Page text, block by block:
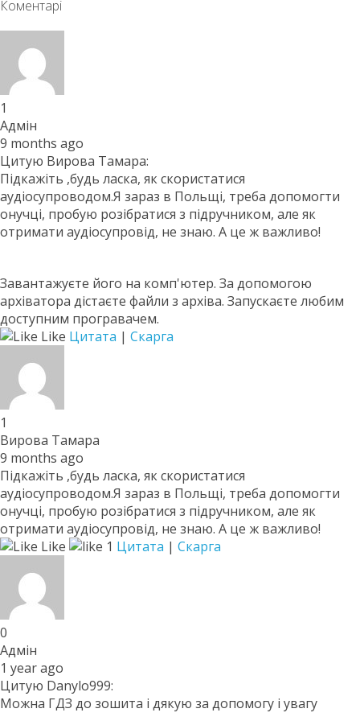
Коментарі
1
Адмін
9 months ago
Цитую Вирова Тамара:
Підкажіть ,будь ласка, як скористатися
аудіосупроводом.Я зараз в Польщі, треба допомогти
онучці, пробую розібратися з підручником, але як
отримати аудіосупровід, не знаю. А це ж важливо!
Завантажуєте його на комп'ютер. За допомогою
архіватора дістаєте файли з архіва. Запускаєте любим
доступним програвачем.
Like Цитата | Скарга
1
Вирова Тамара
9 months ago
Підкажіть ,будь ласка, як скористатися
аудіосупроводом.Я зараз в Польщі, треба допомогти
онучці, пробую розібратися з підручником, але як
отримати аудіосупровід, не знаю. А це ж важливо!
Like
1 Цитата | Скарга
0
Адмін
1 year ago
Цитую Danylo999:
Можна ГДЗ до зошита і дякую за допомогу і увагу